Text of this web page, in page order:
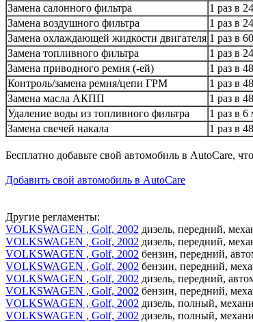
Замена салонного фильтра
1 раз в
Замена воздушного фильтра
1 раз в
Замена охлаждающей жидкости двигателя 1 раз в
Замена топливного фильтра
1 раз в
Замена приводного ремня (-ей)
1 раз в
Контроль/замена ремня/цепи ГРМ
1 раз в
Замена масла АКПП
1 раз в
Удаление воды из топливного фильтра
1 раз в 6
Замена свечей накала
1 раз в
Бесплатно добавьте свой автомобиль в AutoCare,
Добавить свой автомобиль в AutoCare
Другие регламенты:
VOLKSWAGEN , Golf, 2002 дизель, передний,
VOLKSWAGEN , Golf, 2002 дизель, передний,
VOLKSWAGEN , Golf, 2002 бензин, передний,
VOLKSWAGEN , Golf, 2002 бензин, передний,
VOLKSWAGEN , Golf, 2002 дизель, передний,
VOLKSWAGEN , Golf, 2002 бензин, передний,
VOLKSWAGEN , Golf, 2002 дизель, полный,
VOLKSWAGEN , Golf, 2002 дизель, полный,